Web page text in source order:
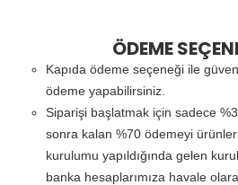
ÖDEME
Kapıda ödeme seçeneği ile
ödeme yapabilirsiniz.
Siparişi başlatmak için sadece
sonra kalan %70 ödemeyi
kurulumu yapıldığında gelen
banka hesaplarımıza havale